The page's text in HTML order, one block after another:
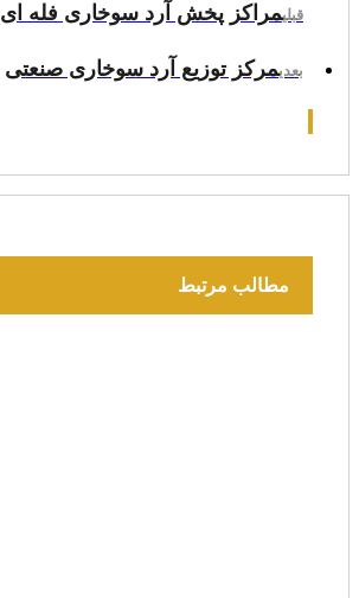
قبلیمراکز پخش آرد سوخاری فله ای
بعدیمرکز توزیع آرد سوخاری صنعتی
مطالب مرتبط